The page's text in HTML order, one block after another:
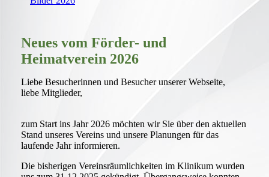
Neues vom Förder- und
Heimatverein 2026
Liebe Besucherinnen und Besucher unserer Webseite,
liebe Mitglieder,
zum Start ins Jahr 2026 möchten wir Sie über den aktuellen
Stand unseres Vereins und unsere Planungen für das
laufende Jahr informieren.
Die bisherigen Vereinsräumlichkeiten im Klinikum wurden